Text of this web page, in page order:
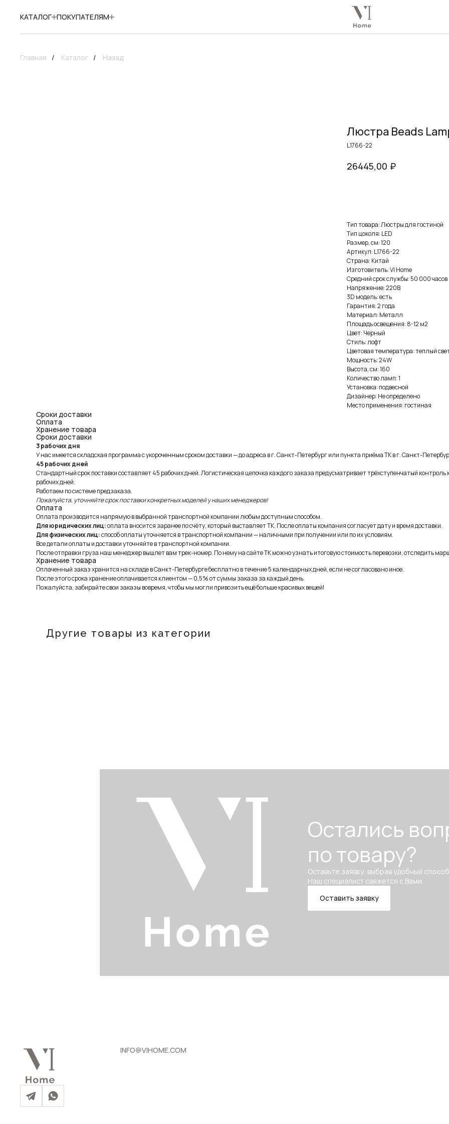
КАТАЛОГ ПОКУПАТЕЛЯМ
Главная / Каталог / Назад
Люстра Beads
L1766-22
26445,00 ₽
Тип товара: Люстры для гостиной
Тип цоколя: LED
Размер, см: 120
Артикул: L1766-22
Страна: Китай
Изготовитель: VI Home
Средний срок службы: 50 000 часов
Напряжение: 220В
3D модель: есть
Гарантия: 2 года
Материал: Металл
Площадь освещения: 8-12 м2
Цвет: Черный
Стиль: лофт
Цветовая температура: теплый
Мощность: 24W
Высота, см: 160
Количество ламп: 1
Установка: подвесной
Дизайнер: Не определено
Место применения: гостиная
Сроки доставки
Оплата
Хранение товара
Сроки доставки
3 рабочих дня
У нас имеется складская программа с укороченным сроком доставки — до адреса в г. Санкт-Петербург или пункта приёма ТК в г. Санкт-
45 рабочих дней
Стандартный срок поставки составляет 45 рабочих дней. Логистическая цепочка каждого заказа предусматривает трёхступенчатый
рабочих дней.
Работаем по системе предзаказа.
Пожалуйста, уточняйте срок поставки конкретных моделей у наших менеджеров!
Оплата
Оплата производится напрямую в выбранной транспортной компании любым доступным способом.
Для юридических лиц:оплата вносится заранее по счёту, который выставляет ТК. После оплаты компания согласует дату и время доставки.
Для физических лиц:способ оплаты уточняется в транспортной компании — наличными при получении или по их условиям.
Все детали оплаты и доставки уточняйте в транспортной компании.
После отправки груза наш менеджер вышлет вам трек-номер. По нему на сайте ТК можно узнать итоговую стоимость перевозки, отследить
Хранение товара
Оплаченный заказ хранится на складе в Санкт-Петербурге бесплатно в течение 5 календарных дней, если не согласовано иное.
После этого срока хранение оплачивается клиентом — 0,5% от суммы заказа за каждый день.
Пожалуйста, забирайте свои заказы вовремя, чтобы мы могли привозить ещё больше красивых вещей!
Другие товары из категории
Остались
по товару?
Оставьте заявку, выбрав удобный способ
Наш специалист свяжется с Вами.
Оставить заявку
INFO@VIHOME.COM